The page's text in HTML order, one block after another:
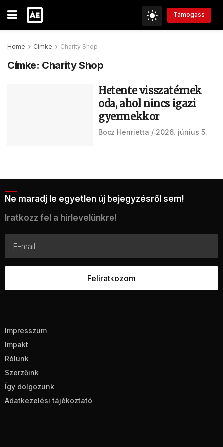
Támogass
Home Címke Charity Shop
Címke: Charity Shop
Hetente visszatérnek
oda, ahol nincs igazi
gyermekkor
Bocz Henrietta 2026. június 5.
Ne maradj le egyetlen új bejegyzésről sem!
Iratkozz fel a hírlevelünkre!
Impresszum
Impakt
Rólunk
Szerzőink
Így dolgozunk
Adatkezelési tájékoztató